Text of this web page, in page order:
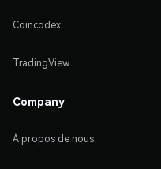
Coincodex
TradingView
Company
À propos de nous